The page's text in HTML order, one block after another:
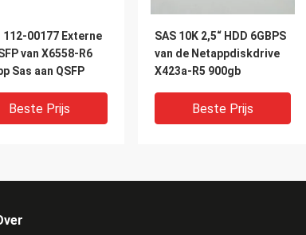
112-00177 Externe
van X6558-R6
Sas aan QSFP
Beste Prijs
SAS 10K 2,5“ HDD 6GBPS
van de Netappdiskdrive
X423a-R5 900gb
Beste Prijs